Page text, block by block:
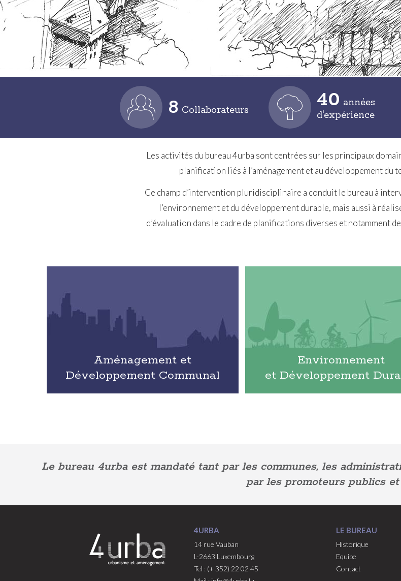
8 Collaborateurs 40 années
d'expérience
Les activités du bureau 4urba sont centrées sur les principaux
planification liés à l’aménagement et au développement
Ce champ d’intervention pluridisciplinaire a conduit le bureau à
l’environnement et du développement durable, mais aussi à
d’évaluation dans le cadre de planifications diverses et notamment
Aménagement et
Développement Communal
Environnement
et Développement
Le bureau 4urba est mandaté tant par les communes, les
par les promoteurs publics
4URBA
14 rue Vauban
L-2663 Luxembourg
Tel : (+ 352) 22 02 45
LE BUREAU
Historique
Equipe
Contact